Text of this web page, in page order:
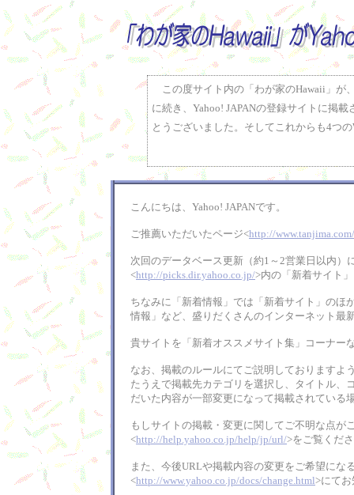
この度サイト内の「わが家のHawaii」が
に続き、Yahoo! JAPANの登録サイトに掲
とうございました。そしてこれからも4つ
こんにちは、Yahoo! JAPANです。
ご推薦いただいたページ<http://
次回のデータベース更新（約1～2営業日以内
<http://picks.dir.yahoo.co.jp/>内の「新着サイト
ちなみに「新着情報」では「新着サイト」のほ
情報」など、盛りだくさんのインターネット最
貴サイトを「新着オススメサイト集」コーナー
なお、掲載のルールにてご説明しておりますよ
たうえで掲載先カテゴリを選択し、タイトル、
だいた内容が一部変更になって掲載されている
もしサイトの掲載・変更に関してご不明な点が
<http://help.yahoo.co.jp/help/jp/url/>をご覧くだ
また、今後URLや掲載内容の変更をご希望にな
<http://www.yahoo.co.jp/docs/change.html>にて